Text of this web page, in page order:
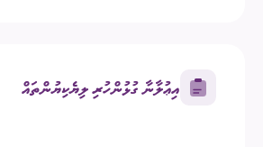
އިޢުލާނާ ގުޅުންހުރި ލިޔެކިޔުންތައް